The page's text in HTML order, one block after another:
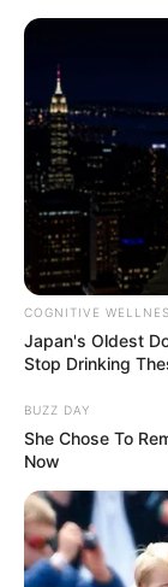
HOME
INSPIRASI
STYLE
FILM &
SERIES
NGAKAK
QUOTES
HYPE
MORE
COGNITIVE
Japan's Oldest
Stop Drinking
BUZZ DAY
She Chose To
Now